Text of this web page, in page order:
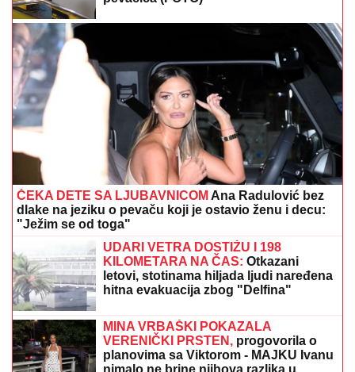
Legenda smiruje strasti: Partizan jeste
ubedljivo pobedio Tobol, ali...
"TILjUDI SU LUDI" Tramp udario na
vozače ovih automobila: Znate onu
bolest?
"ZLO ĆE SE PRETVARATI DA JE DOBRO"
Đurđević iznenadila objavom, voditeljka podelila
savet: "Kad god vidiš zlo, veruj da je zlo"